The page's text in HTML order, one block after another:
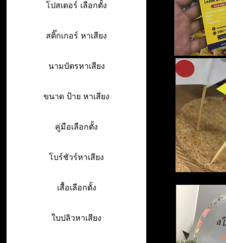
โปสเตอร์ เลือกตั้ง
สติ๊กเกอร์ หาเสียง
นามบัตรหาเสียง
ขนาด ป้าย หาเสียง
คู่มือเลือกตั้ง
โบร์ชัวร์หาเสียง
เสื้อเลือกตั้ง
ใบปลิวหาเสียง